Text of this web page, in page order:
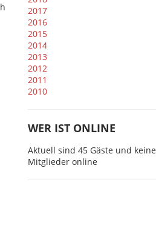
2017
2016
2015
2014
2013
2012
2011
2010
WER IST ONLINE
Aktuell sind 45 Gäste und keine
Mitglieder online